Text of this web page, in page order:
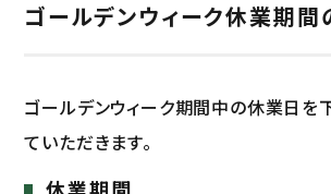
ゴールデンウィーク休業期間
ゴールデンウィーク期間中の休業日を
ていただきます。